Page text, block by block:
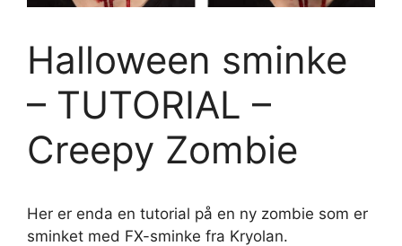
Halloween sminke
– TUTORIAL –
Creepy Zombie
Her er enda en tutorial på en ny zombie som er
sminket med FX-sminke fra Kryolan.